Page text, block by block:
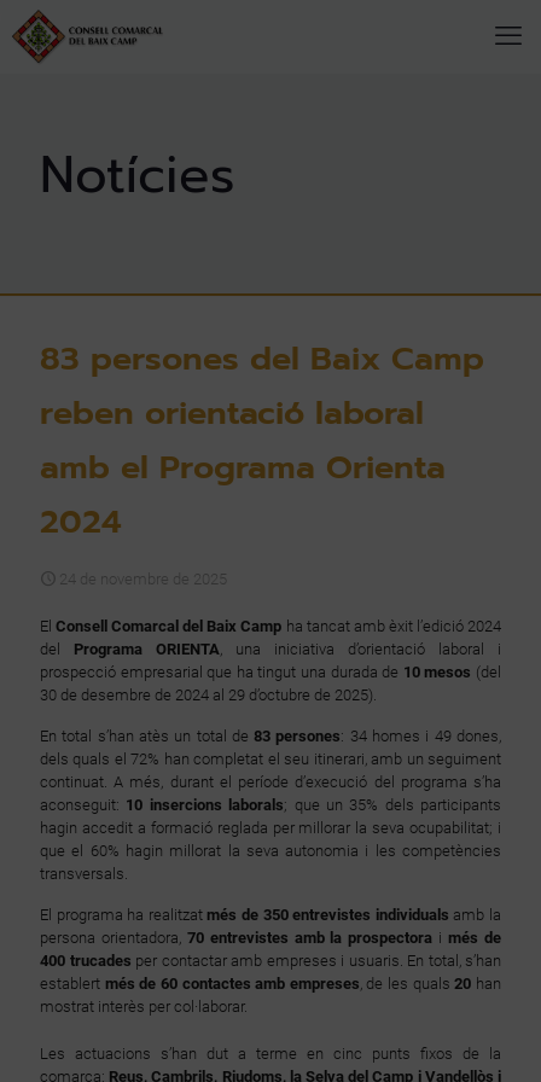
83 persones del Baix Camp
reben orientació laboral
amb el Programa Orienta
2024
24 de novembre de 2025
ElConsell Comarcal del Baix Camp ha tancat amb èxit l’edició 2024
del Programa ORIENTA, una iniciativa d’orientació laboral i
prospecció empresarial que ha tingut una durada de 10 mesos (del
30 de desembre de 2024 al 29 d’octubre de 2025).
En total s’han atès un total de83 persones: 34 homes i 49 dones,
dels quals el 72% han completat el seu itinerari, amb un seguiment
continuat. A més, durant el període d’execució del programa s’ha
aconseguit: 10 insercions laborals; que un 35% dels participants
hagin accedit a formació reglada per millorar la seva ocupabilitat; i
que el 60% hagin millorat la seva autonomia i les competències
transversals.
El programa ha realitzat més de 350 entrevistes individuals amb la
persona orientadora, 70 entrevistes amb la prospectora i més de
400 trucades per contactar amb empreses i usuaris. En total, s’han
establert més de 60 contactes amb empreses, de les quals20 han
mostrat interès per col·laborar.
Les actuacions s’han dut a terme en cinc punts fixos de la
comarca: Reus, Cambrils, Riudoms, la Selva del Camp i Vandellòs i